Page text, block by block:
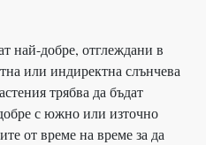
най-добре, отглеждани в
или индиректна слънчева
трябва да бъдат
с южно или източно
от време на време за да